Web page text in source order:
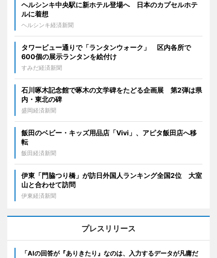
ヘルシンキ中央駅に新ホテル登場へ 日本のカプセルホテ
ルに着想
ヘルシンキ経済新聞
タワービュー通りで「ランタンウォーク」 区内各所で
600個の展示ランタンを絵付け
すみだ経済新聞
石川啄木記念館で啄木の文学碑をたどる企画展 第2弾は県
内・東北の碑
盛岡経済新聞
飯田のベビー・キッズ用品店「Vivi」、アピタ飯田店へ移
転
飯田経済新聞
伊東「門脇つり橋」が訪日外国人ランキング全国2位 大室
山と合わせて訪問
伊東経済新聞
プレスリリース
「AIの回答が『ありきたり』なのは、入力するデータが凡庸だ